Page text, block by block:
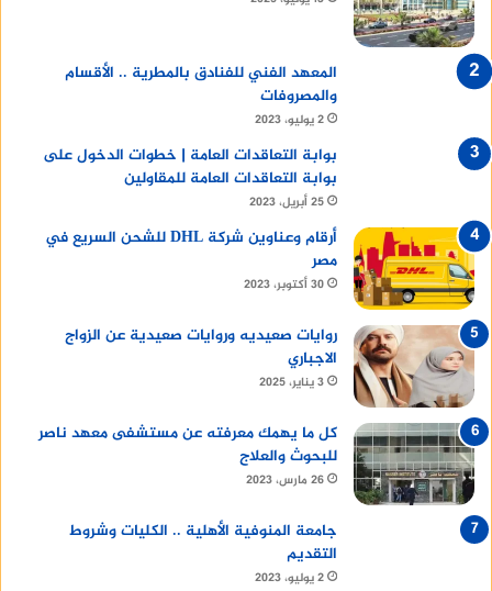
المعهد الفني للفنادق بالمطرية .. الأقسام
والمصروفات
2 يوليو، 2023
بوابة التعاقدات العامة | خطوات الدخول على
بوابة التعاقدات العامة للمقاولين
25 أبريل، 2023
أرقام وعناوين شركة DHL للشحن السريع في
مصر
30 أكتوبر، 2023
روايات صعيديه وروايات صعيدية عن الزواج
الاجباري
3 يناير، 2025
كل ما يهمك معرفته عن مستشفى معهد ناصر
للبحوث والعلاج
26 مارس، 2023
جامعة المنوفية الأهلية .. الكليات وشروط
التقديم
2 يوليو، 2023